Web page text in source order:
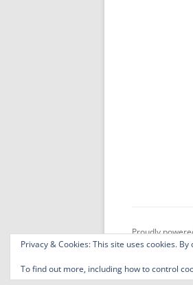
Proudly
Privacy & Cookies: This site uses cookies.
To find out more, including how to control